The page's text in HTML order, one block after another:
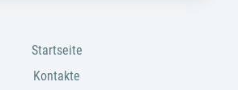
Startseite
Kontakte